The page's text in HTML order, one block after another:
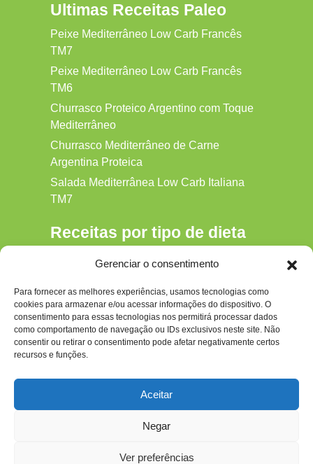
Gerenciar o consentimento
Para fornecer as melhores experiências, usamos tecnologias como
cookies para armazenar e/ou acessar informações do dispositivo. O
consentimento para essas tecnologias nos permitirá processar dados
como comportamento de navegação ou IDs exclusivos neste site. Não
consentir ou retirar o consentimento pode afetar negativamente certos
recursos e funções.
Aceitar
Negar
Ver preferências
Ultimas Receitas Paleo
Peixe Mediterrâneo Low Carb Francês
TM7
Peixe Mediterrâneo Low Carb Francês
TM6
Churrasco Proteico Argentino com Toque
Mediterrâneo
Churrasco Mediterrâneo de Carne
Argentina Proteica
Salada Mediterrânea Low Carb Italiana
TM7
Receitas por tipo de dieta
Gluten‑free
Hipocalórica
Low Carb
Nenhum
Paleo